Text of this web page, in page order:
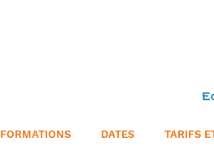
FORMATIONS DATES TARIFS